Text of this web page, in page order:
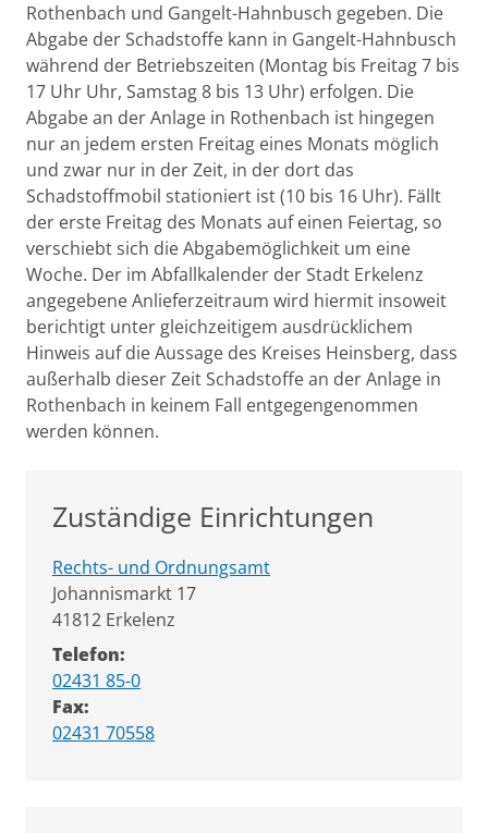
Rothenbach und Gangelt-Hahnbusch gegeben. Die
Abgabe der Schadstoffe kann in Gangelt-Hahnbusch
während der Betriebszeiten (Montag bis Freitag 7 bis
17 Uhr Uhr, Samstag 8 bis 13 Uhr) erfolgen. Die
Abgabe an der Anlage in Rothenbach ist hingegen
nur an jedem ersten Freitag eines Monats möglich
und zwar nur in der Zeit, in der dort das
Schadstoffmobil stationiert ist (10 bis 16 Uhr). Fällt
der erste Freitag des Monats auf einen Feiertag, so
verschiebt sich die Abgabemöglichkeit um eine
Woche. Der im Abfallkalender der Stadt Erkelenz
angegebene Anlieferzeitraum wird hiermit insoweit
berichtigt unter gleichzeitigem ausdrücklichem
Hinweis auf die Aussage des Kreises Heinsberg, dass
außerhalb dieser Zeit Schadstoffe an der Anlage in
Rothenbach in keinem Fall entgegengenommen
werden können.
Zuständige Einrichtungen
Rechts- und Ordnungsamt
Straße:
Johannismarkt Hausnummer:
17
PLZ:
41812 Ort:
Erkelenz
Telefon:
02431 85-0
Fax:
02431 70558